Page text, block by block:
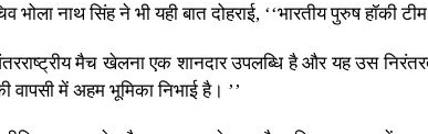
भोला नाथ सिंह ने भी यही बात दोहराई, ‘‘भारतीय पुरुष
मैच खेलना एक शानदार उपलब्धि है और यह उस
वापसी में अहम भूमिका निभाई है। ’’